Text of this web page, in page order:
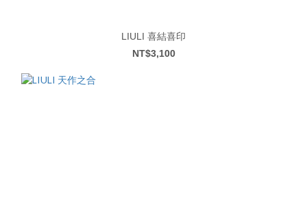
LIULI 喜結喜印
NT$3,100